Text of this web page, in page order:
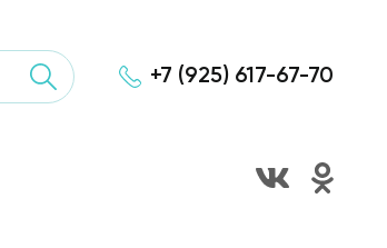
+7 (925) 617-67-70